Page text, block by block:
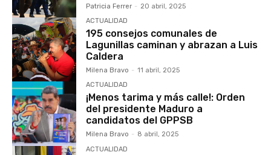
Patricia Ferrer - 20 abril, 2025
ACTUALIDAD
195 consejos comunales de
Lagunillas caminan y abrazan a Luis
Caldera
Milena Bravo - 11 abril, 2025
ACTUALIDAD
¡Menos tarima y más calle!: Orden
del presidente Maduro a
candidatos del GPPSB
Milena Bravo - 8 abril, 2025
ACTUALIDAD